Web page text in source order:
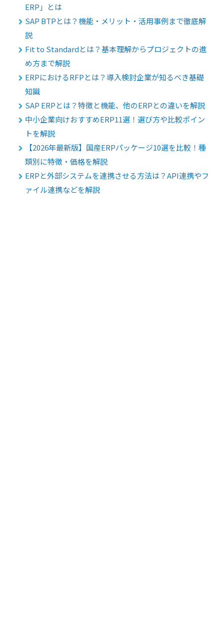
ERP」とは
SAP BTPとは？機能・メリット・活用事例まで徹底解
説
Fit to Standardとは？基本理解からプロジェクトの進
め方まで解説
ERPにおけるRFPとは？導入検討企業が知るべき基礎
知識
SAP ERPとは？特徴と機能、他のERPとの違いを解説
中小企業向けおすすめERP11選！選び方や比較ポイン
トを解説
【2026年最新版】国産ERPパッケージ10選を比較！種
類別に特徴・価格を解説
ERPと外部システムを連携させる方法は？API連携やフ
ァイル連携などを解説